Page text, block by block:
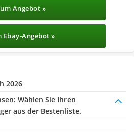
Angebot »
Ebay-Angebot »
2026
Wählen Sie Ihren
aus der Bestenliste.